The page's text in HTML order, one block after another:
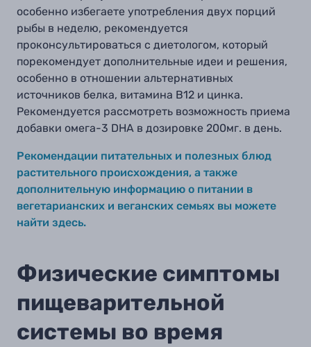
особенно избегаете употребления двух порций
рыбы в неделю, рекомендуется
проконсультироваться с диетологом, который
порекомендует дополнительные идеи и решения,
особенно в отношении альтернативных
источников белка, витамина B12 и цинка.
Рекомендуется рассмотреть возможность приема
добавки омега-3 DHA в дозировке 200мг. в день.
Рекомендации питательных и полезных блюд
растительного происхождения, а также
дополнительную информацию о питании в
вегетарианских и веганских семьях вы можете
найти здесь.
Физические симптомы
пищеварительной
системы во время